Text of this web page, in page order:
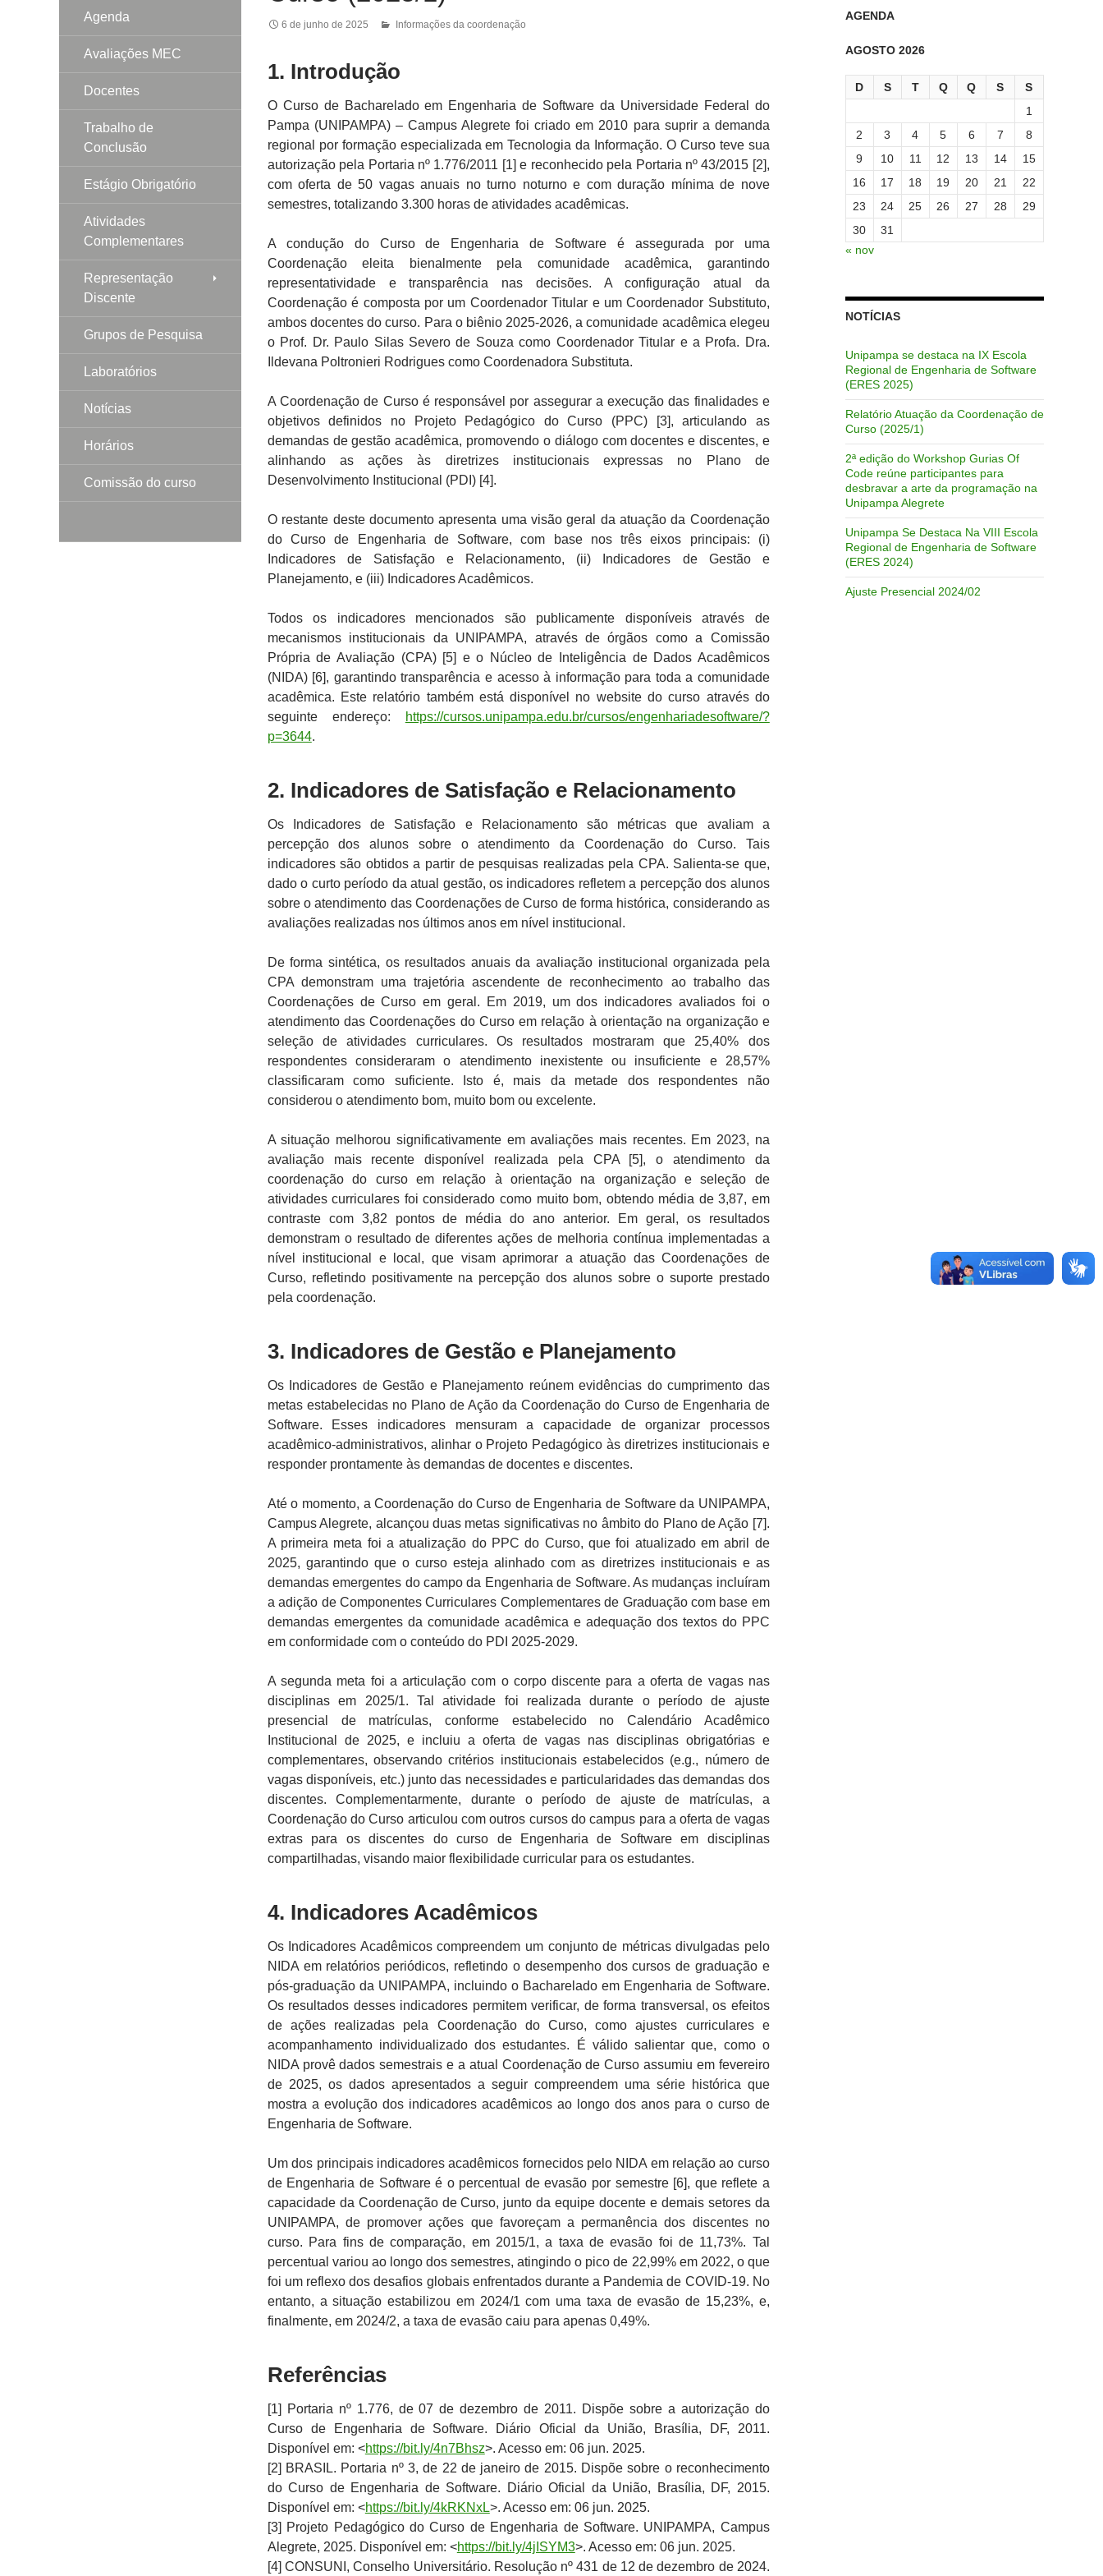
6 de junho de 2025 Informações da coordenação
1. Introdução
O Curso de Bacharelado em Engenharia de Software da Universidade Federal do
Pampa (UNIPAMPA) – Campus Alegrete foi criado em 2010 para suprir a demanda
regional por formação especializada em Tecnologia da Informação. O Curso teve sua
autorização pela Portaria nº 1.776/2011 [1] e reconhecido pela Portaria nº 43/2015 [2],
com oferta de 50 vagas anuais no turno noturno e com duração mínima de nove
semestres, totalizando 3.300 horas de atividades acadêmicas.
A condução do Curso de Engenharia de Software é assegurada por uma
Coordenação eleita bienalmente pela comunidade acadêmica, garantindo
representatividade e transparência nas decisões. A configuração atual da
Coordenação é composta por um Coordenador Titular e um Coordenador Substituto,
ambos docentes do curso. Para o biênio 2025-2026, a comunidade acadêmica elegeu
o Prof. Dr. Paulo Silas Severo de Souza como Coordenador Titular e a Profa. Dra.
Ildevana Poltronieri Rodrigues como Coordenadora Substituta.
A Coordenação de Curso é responsável por assegurar a execução das finalidades e
objetivos definidos no Projeto Pedagógico do Curso (PPC) [3], articulando as
demandas de gestão acadêmica, promovendo o diálogo com docentes e discentes, e
alinhando as ações às diretrizes institucionais expressas no Plano de
Desenvolvimento Institucional (PDI) [4].
O restante deste documento apresenta uma visão geral da atuação da Coordenação
do Curso de Engenharia de Software, com base nos três eixos principais: (i)
Indicadores de Satisfação e Relacionamento, (ii) Indicadores de Gestão e
Planejamento, e (iii) Indicadores Acadêmicos.
Todos os indicadores mencionados são publicamente disponíveis através de
mecanismos institucionais da UNIPAMPA, através de órgãos como a Comissão
Própria de Avaliação (CPA) [5] e o Núcleo de Inteligência de Dados Acadêmicos
(NIDA) [6], garantindo transparência e acesso à informação para toda a comunidade
acadêmica. Este relatório também está disponível no website do curso através do
seguinte endereço:
https://cursos.unipampa.edu.br/cursos/engenhariadesoftware/?
p=3644.
2. Indicadores de Satisfação e Relacionamento
Os Indicadores de Satisfação e Relacionamento são métricas que avaliam a
percepção dos alunos sobre o atendimento da Coordenação do Curso. Tais
indicadores são obtidos a partir de pesquisas realizadas pela CPA. Salienta-se que,
dado o curto período da atual gestão, os indicadores refletem a percepção dos alunos
sobre o atendimento das Coordenações de Curso de forma histórica, considerando as
avaliações realizadas nos últimos anos em nível institucional.
De forma sintética, os resultados anuais da avaliação institucional organizada pela
CPA demonstram uma trajetória ascendente de reconhecimento ao trabalho das
Coordenações de Curso em geral. Em 2019, um dos indicadores avaliados foi o
atendimento das Coordenações do Curso em relação à orientação na organização e
seleção de atividades curriculares. Os resultados mostraram que 25,40% dos
respondentes consideraram o atendimento inexistente ou insuficiente e 28,57%
classificaram como suficiente. Isto é, mais da metade dos respondentes não
considerou o atendimento bom, muito bom ou excelente.
A situação melhorou significativamente em avaliações mais recentes. Em 2023, na
avaliação mais recente disponível realizada pela CPA [5], o atendimento da
coordenação do curso em relação à orientação na organização e seleção de
atividades curriculares foi considerado como muito bom, obtendo média de 3,87, em
contraste com 3,82 pontos de média do ano anterior. Em geral, os resultados
demonstram o resultado de diferentes ações de melhoria contínua implementadas a
nível institucional e local, que visam aprimorar a atuação das Coordenações de
Curso, refletindo positivamente na percepção dos alunos sobre o suporte prestado
pela coordenação.
3. Indicadores de Gestão e Planejamento
Os Indicadores de Gestão e Planejamento reúnem evidências do cumprimento das
metas estabelecidas no Plano de Ação da Coordenação do Curso de Engenharia de
Software. Esses indicadores mensuram a capacidade de organizar processos
acadêmico-administrativos, alinhar o Projeto Pedagógico às diretrizes institucionais e
responder prontamente às demandas de docentes e discentes.
Até o momento, a Coordenação do Curso de Engenharia de Software da UNIPAMPA,
Campus Alegrete, alcançou duas metas significativas no âmbito do Plano de Ação [7].
A primeira meta foi a atualização do PPC do Curso, que foi atualizado em abril de
2025, garantindo que o curso esteja alinhado com as diretrizes institucionais e as
demandas emergentes do campo da Engenharia de Software. As mudanças incluíram
a adição de Componentes Curriculares Complementares de Graduação com base em
demandas emergentes da comunidade acadêmica e adequação dos textos do PPC
em conformidade com o conteúdo do PDI 2025-2029.
A segunda meta foi a articulação com o corpo discente para a oferta de vagas nas
disciplinas em 2025/1. Tal atividade foi realizada durante o período de ajuste
presencial de matrículas, conforme estabelecido no Calendário Acadêmico
Institucional de 2025, e incluiu a oferta de vagas nas disciplinas obrigatórias e
complementares, observando critérios institucionais estabelecidos (e.g., número de
vagas disponíveis, etc.) junto das necessidades e particularidades das demandas dos
discentes. Complementarmente, durante o período de ajuste de matrículas, a
Coordenação do Curso articulou com outros cursos do campus para a oferta de vagas
extras para os discentes do curso de Engenharia de Software em disciplinas
compartilhadas, visando maior flexibilidade curricular para os estudantes.
4. Indicadores Acadêmicos
Os Indicadores Acadêmicos compreendem um conjunto de métricas divulgadas pelo
NIDA em relatórios periódicos, refletindo o desempenho dos cursos de graduação e
pós-graduação da UNIPAMPA, incluindo o Bacharelado em Engenharia de Software.
Os resultados desses indicadores permitem verificar, de forma transversal, os efeitos
de ações realizadas pela Coordenação do Curso, como ajustes curriculares e
acompanhamento individualizado dos estudantes. É válido salientar que, como o
NIDA provê dados semestrais e a atual Coordenação de Curso assumiu em fevereiro
de 2025, os dados apresentados a seguir compreendem uma série histórica que
mostra a evolução dos indicadores acadêmicos ao longo dos anos para o curso de
Engenharia de Software.
Um dos principais indicadores acadêmicos fornecidos pelo NIDA em relação ao curso
de Engenharia de Software é o percentual de evasão por semestre [6], que reflete a
capacidade da Coordenação de Curso, junto da equipe docente e demais setores da
UNIPAMPA, de promover ações que favoreçam a permanência dos discentes no
curso. Para fins de comparação, em 2015/1, a taxa de evasão foi de 11,73%. Tal
percentual variou ao longo dos semestres, atingindo o pico de 22,99% em 2022, o que
foi um reflexo dos desafios globais enfrentados durante a Pandemia de COVID-19. No
entanto, a situação estabilizou em 2024/1 com uma taxa de evasão de 15,23%, e,
finalmente, em 2024/2, a taxa de evasão caiu para apenas 0,49%.
Referências
[1] Portaria nº 1.776, de 07 de dezembro de 2011. Dispõe sobre a autorização do
Curso de Engenharia de Software. Diário Oficial da União, Brasília, DF, 2011.
Disponível em: <https://bit.ly/4n7Bhsz>. Acesso em: 06 jun. 2025.
[2] BRASIL. Portaria nº 3, de 22 de janeiro de 2015. Dispõe sobre o reconhecimento
do Curso de Engenharia de Software. Diário Oficial da União, Brasília, DF, 2015.
Disponível em: <https://bit.ly/4kRKNxL>. Acesso em: 06 jun. 2025.
[3] Projeto Pedagógico do Curso de Engenharia de Software. UNIPAMPA, Campus
Alegrete, 2025. Disponível em: <https://bit.ly/4jISYM3>. Acesso em: 06 jun. 2025.
[4] CONSUNI, Conselho Universitário. Resolução nº 431 de 12 de dezembro de 2024.
AGENDA
AGOSTO 2026
D S T Q Q S
S
1
2
3 4 5 6 7
8
9
10 11 12 13 14
15
16
17 18 19 20 21
22
23
24 25 26 27 28
29
30
31
« nov
NOTÍCIAS
Unipampa se destaca na IX Escola
Regional de Engenharia de Software
(ERES 2025)
Relatório Atuação da Coordenação de
Curso (2025/1)
2ª edição do Workshop Gurias Of
Code reúne participantes para
desbravar a arte da programação na
Unipampa Alegrete
Unipampa Se Destaca Na VIII Escola
Regional de Engenharia de Software
(ERES 2024)
Ajuste Presencial 2024/02
Agenda
Avaliações MEC
Docentes
Trabalho de
Conclusão
Estágio Obrigatório
Atividades
Complementares
Representação
Discente
Grupos de Pesquisa
Laboratórios
Notícias
Horários
Comissão do curso